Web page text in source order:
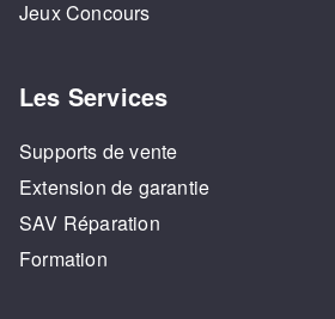
Jeux Concours
Les Services
Supports de vente
Extension de garantie
SAV Réparation
Formation